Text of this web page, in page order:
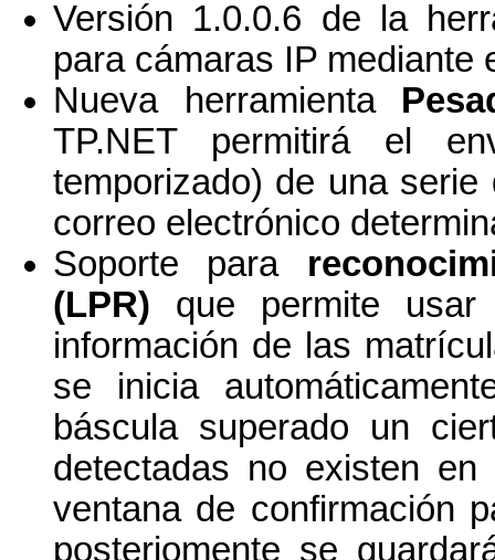
Versión 1.0.0.6 de la
para cámaras IP mediante
Nueva herramienta
TP.NET permitirá el
temporizado) de una
correo electrónico
Soporte para
(LPR) que permite usar
información de las
se inicia
báscula superado un
detectadas no existen
ventana de confirmación
posteriomente se